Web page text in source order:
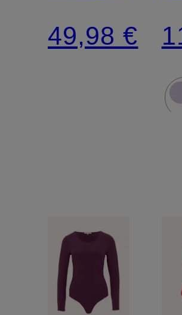
SHIRT
BASIC
49,98 €